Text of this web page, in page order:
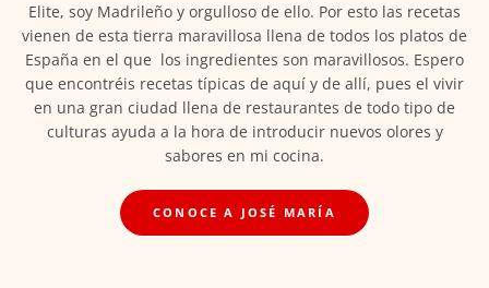
Elite, soy Madrileño y orgulloso de ello. Por esto las recetas
vienen de esta tierra maravillosa llena de todos los platos de
España en el que los ingredientes son maravillosos. Espero
que encontréis recetas típicas de aquí y de allí, pues el vivir
en una gran ciudad llena de restaurantes de todo tipo de
culturas ayuda a la hora de introducir nuevos olores y
sabores en mi cocina.
CONOCE A JOSÉ MARÍA